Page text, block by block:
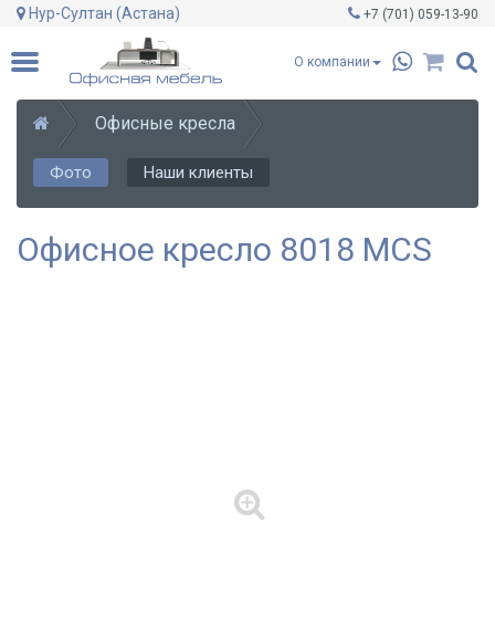
Нур-Султан (Астана) +7 (701) 059-13-90
О компании
Офисные кресла
Фото Наши клиенты
Офисное кресло 8018 MCS